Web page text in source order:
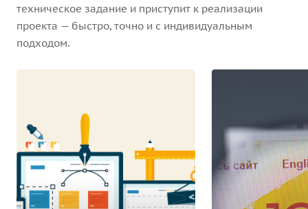
техническое задание и приступит к реализации
проекта — быстро, точно и с индивидуальным
подходом.